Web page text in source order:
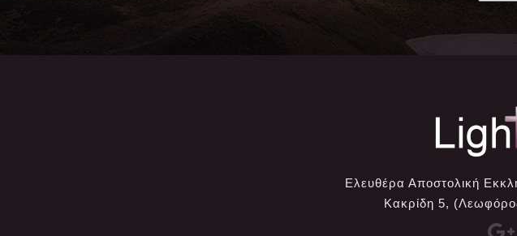
Ελευθέρα Αποστολική
Κακρίδη 5,